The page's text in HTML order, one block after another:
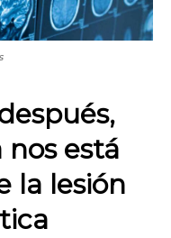
está
la lesión